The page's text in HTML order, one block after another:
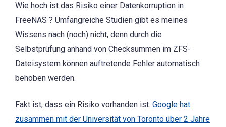
Wie hoch ist das Risiko einer Datenkorruption in
FreeNAS ? Umfangreiche Studien gibt es meines
Wissens nach (noch) nicht, denn durch die
Selbstprüfung anhand von Checksummen im ZFS-
Dateisystem können auftretende Fehler automatisch
behoben werden.
Fakt ist, dass ein Risiko vorhanden ist. Google hat
zusammen mit der Universität von Toronto über 2 Jahre